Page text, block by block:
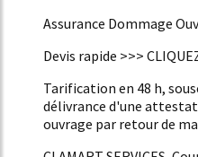
Assurance Dommage
Devis rapide >>>
Tarification en 48 h,
délivrance d'une
ouvrage par retour de